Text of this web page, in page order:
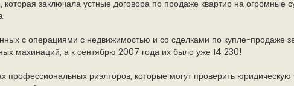
заключала устные договора по продаже квартир на огромные
с операциями с недвижимостью и со сделками по купле-продаже
махинаций, а к сентябрю 2007 года их было уже 14 230!
профессиональных риэлторов, которые могут проверить юридическую